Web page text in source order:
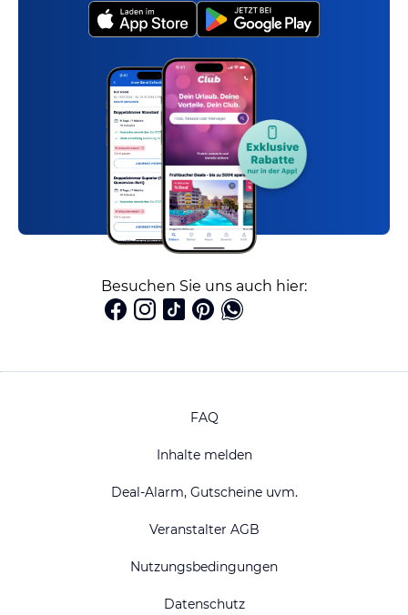
Besuchen Sie uns auch hier:
FAQ
Inhalte melden
Deal-Alarm, Gutscheine uvm.
Veranstalter AGB
Nutzungsbedingungen
Datenschutz